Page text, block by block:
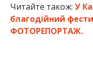
Читайте також: У
благодійний
ФОТОРЕПОРТАЖ.